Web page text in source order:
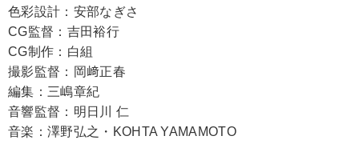
色彩設計：安部なぎさ
CG監督：吉田裕行
CG制作：白組
撮影監督：岡﨑正春
編集：三嶋章紀
音響監督：明日川 仁
音楽：澤野弘之・KOHTA YAMAMOTO